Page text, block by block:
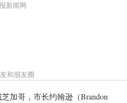
新闻网
和朋友圈
加哥，市长约翰逊（Brandon